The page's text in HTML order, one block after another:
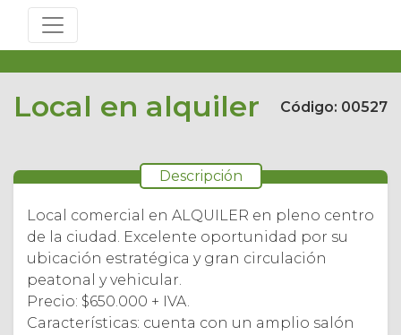
Local en alquiler Código: 00527
Descripción
Local comercial en ALQUILER en pleno centro
de la ciudad. Excelente oportunidad por su
ubicación estratégica y gran circulación
peatonal y vehicular.
Precio: $650.000 + IVA.
Características: cuenta con un amplio salón